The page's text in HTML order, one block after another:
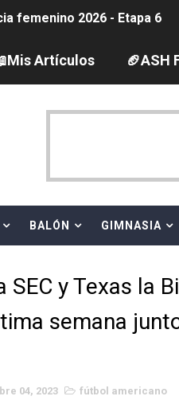
femenino 2026 - Etapa 6
Baseball League 2026
Europa en aguas abiertas
Europa de pentatlón
Europa de natación
Borne y Tavion
Artículos 🏈ASH
BALÓN GIMNASIA
SEC y Texas la
semana
04, 2023 fútbol americano